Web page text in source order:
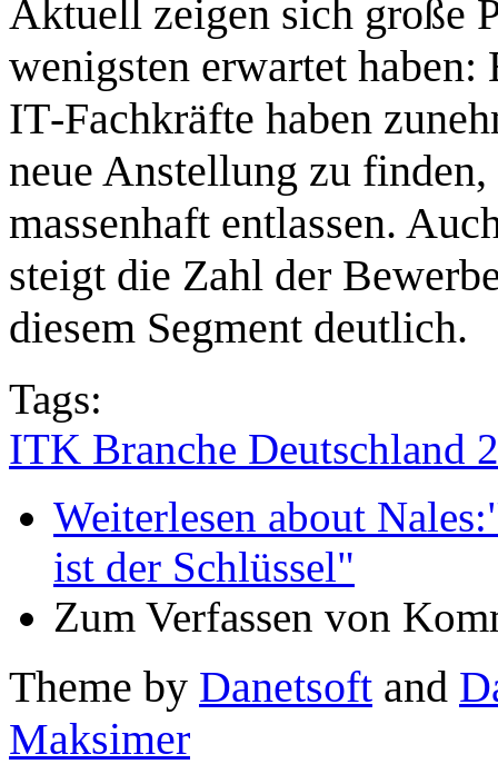
Aktuell zeigen sich große
wenigsten erwartet haben:
IT‑Fachkräfte haben
neue Anstellung zu
massenhaft entlassen.
steigt die Zahl der
diesem Segment deutlich.
Tags:
ITK Branche Deutschland
Weiterlesen about
ist der Schlüssel"
Zum Verfassen von
Theme by Danetsoft and
Maksimer